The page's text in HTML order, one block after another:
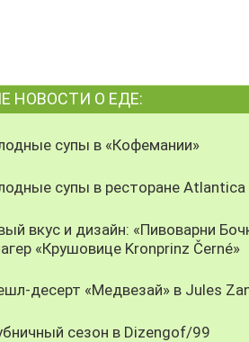
НОВОСТИ О ЕДЕ:
супы в «Кофемании»
супы в ресторане Atlantica
вкус и дизайн: «Пивоварни
«Крушовице Kronprinz Černé»
десерт «Медвезай» в Jules
сезон в Dizengof/99